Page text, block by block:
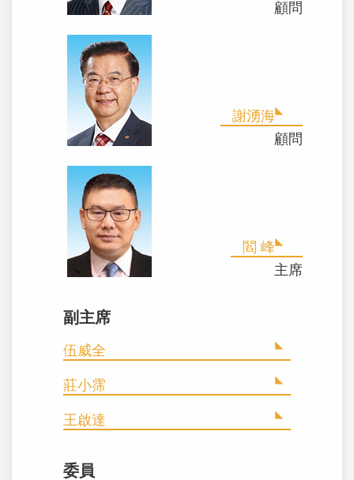
顧問
謝湧海
顧問
閻 峰
主席
副主席
伍威全
莊小霈
王啟達
委員